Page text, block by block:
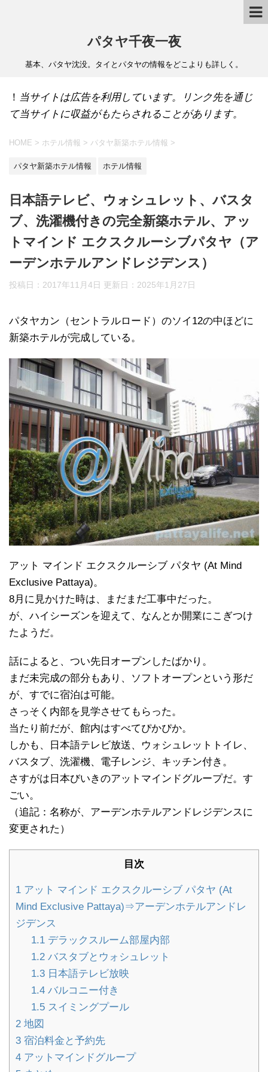
パタヤ千夜一夜
基本、パタヤ沈没。タイとパタヤの情報をどこよりも詳しく。
！ 当サイトは広告を利用しています。リンク先を通じ
て当サイトに収益がもたらされることがあります。
HOME > ホテル情報 > パタヤ新築ホテル情報 >
パタヤ新築ホテル情報 ホテル情報
日本語テレビ、ウォシュレット、バスタ
ブ、洗濯機付きの完全新築ホテル、アッ
トマインド エクスクルーシブパタヤ（ア
ーデンホテルアンドレジデンス）
投稿日：2017年11月4日 更新日： 2025年1月27日
パタヤカン（セントラルロード）のソイ12の中ほどに
新築ホテルが完成している。
アット マインド エクスクルーシブ パタヤ (At Mind
Exclusive Pattaya)。
8月に見かけた時は、まだまだ工事中だった。
が、ハイシーズンを迎えて、なんとか開業にこぎつけ
たようだ。
話によると、つい先日オープンしたばかり。
まだ未完成の部分もあり、ソフトオープンという形だ
が、すでに宿泊は可能。
さっそく内部を見学させてもらった。
当たり前だが、館内はすべてぴかぴか。
しかも、日本語テレビ放送、ウォシュレットトイレ、
バスタブ、洗濯機、電子レンジ、キッチン付き。
さすがは日本びいきのアットマインドグループだ。す
ごい。
（追記：名称が、アーデンホテルアンドレジデンスに
変更された）
目次
1 アット マインド エクスクルーシブ パタヤ (At
Mind Exclusive Pattaya)⇒アーデンホテルアンドレ
ジデンス
1.1デラックスルーム部屋内部
1.2バスタブとウォシュレット
1.3日本語テレビ放映
1.4バルコニー付き
1.5スイミングプール
2 地図
3 宿泊料金と予約先
4 アットマインドグループ